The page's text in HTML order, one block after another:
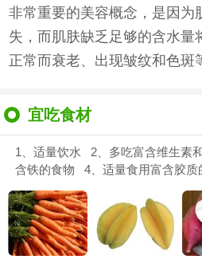
非常重要的美容概念，是因为
失，而肌肤缺乏足够的含水量
正常而衰老、出现皱纹和色斑
宜吃食材
1、适量饮水 2、多吃富含维生素
含铁的食物 4、适量食用富含胶质